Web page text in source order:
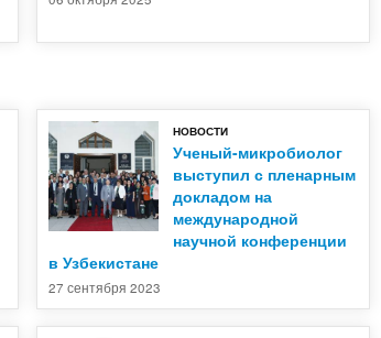
НОВОСТИ
Ученый-микробиолог
выступил с пленарным
докладом на
международной
научной конференции
в Узбекистане
27 сентября 2023